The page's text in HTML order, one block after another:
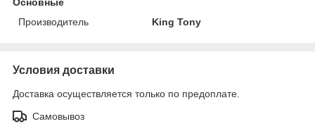
Производитель
King Tony
Условия доставки
Доставка осуществляется только по предоплате.
Самовывоз